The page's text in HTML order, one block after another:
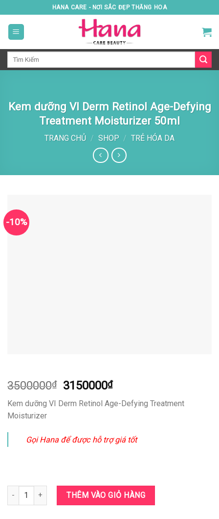
to
content
HANA CARE - NƠI SẮC ĐẸP THĂNG HOA
Tìm
Kem dưỡng VI Derm Retinol Age-Defying
Treatment Moisturizer 50ml
TRANG CHỦ / SHOP / TRẺ HÓA DA
-10%
3500000₫
Giá
gốc
là:
3150000₫Giá
hiện
tại
3150000₫.
Kem dưỡng VI Derm Retinol Age-Defying Treatment
Moisturizer
Gọi Hana để được hỗ trợ giá tốt
Kem dưỡng VI Derm Retinol Age-Defying Treatment Moisturizer
THÊM VÀO GIỎ HÀNG